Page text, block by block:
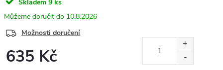
Skladem 9 ks
10.8.2026
Možnosti doručení
635 Kč